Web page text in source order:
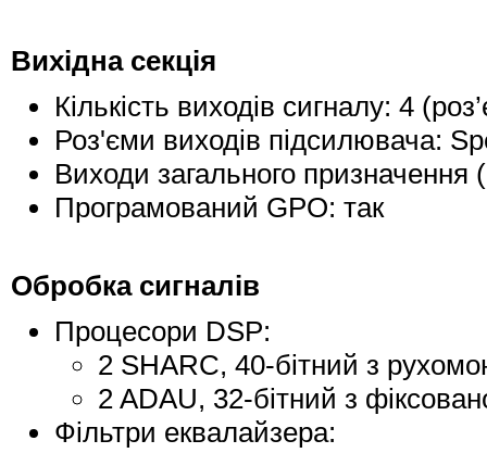
Вихідна секція
Кількість виходів сигналу: 4
Роз'єми виходів підсилювача:
Виходи загального призначення
Програмований GPO: так
Обробка сигналів
Процесори DSP:
2 SHARC, 40-бітний з
2 ADAU, 32-бітний з
Фільтри еквалайзера: